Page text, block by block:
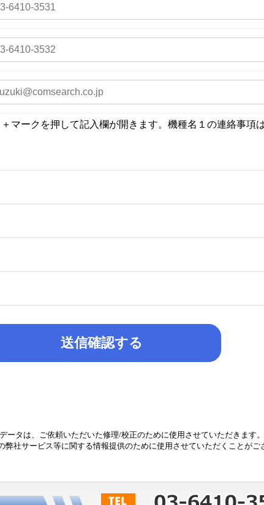
マークを押して記入欄が開きます。機種名１の連絡事項
送信確認する
ータは、ご依頼いただいた修理/校正のために使用させていただきます
弊社サービス等に関する情報提供のために使用させていただくことがご